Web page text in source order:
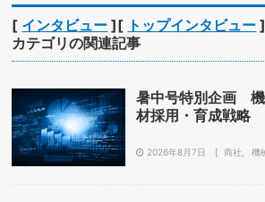
[ インタビュー ][ トップインタビュー
カテゴリの関連記事
暑中号特別企画
材採用・育成戦略
2026年8月7日 商社 機